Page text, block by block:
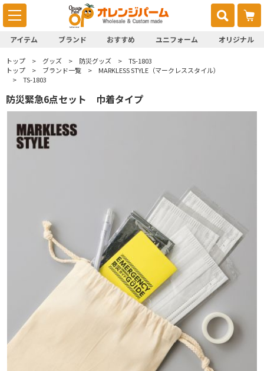
アイテム ブランド おすすめ ユニフォーム オリジナル
トップ グッズ 防災グッズ
TS-1803
トップ
ブランド一覧
MARKLESS STYLE（マークレススタイル）
TS-1803
防災緊急6点セット 巾着タイプ